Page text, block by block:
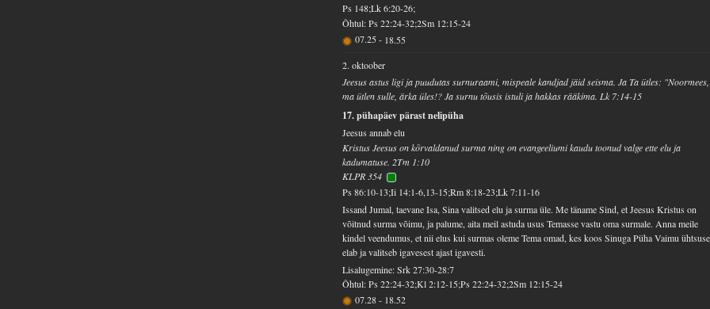
Ps 148;Lk 6:20-26;
Õhtul: Ps 22:24-32;2Sm 12:15-24
07.25- 18.55
2. oktoober
Jeesus astus ligi ja puudutas surnuraami, mispeale kandjad jäid seisma. Ja Ta ütles: "Noormees,
ma ütlen sulle, ärka üles!? Ja surnu tõusis istuli ja hakkas rääkima. Lk 7:14-15
17. pühapäev pärast nelipüha
Jeesus annab elu
Kristus Jeesus on kõrvaldanud surma ning on evangeeliumi kaudu toonud valge ette elu ja
kadumatuse. 2Tm 1:10
KLPR 354
Ps 86:10-13;Ii 14:1-6,13-15;Rm 8:18-23;Lk 7:11-16
Issand Jumal, taevane Isa, Sina valitsed elu ja surma üle. Me täname Sind, et Jeesus Kristus on
võitnud surma võimu, ja palume, aita meil astuda usus Temasse vastu oma surmale. Anna meile
kindel veendumus, et nii elus kui surmas oleme Tema omad, kes koos Sinuga Püha Vaimu
elab ja valitseb igavesest ajast igavesti.
Lisalugemine: Srk 27:30-28:7
Õhtul: Ps 22:24-32;Kl 2:12-15;Ps 22:24-32;2Sm 12:15-24
07.28- 18.52